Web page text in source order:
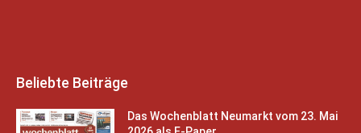
Beliebte Beiträge
Das Wochenblatt Neumarkt vom 23. Mai